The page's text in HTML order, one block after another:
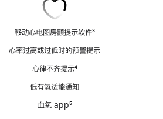
移动心电图房颤提示软件3
心率过高或过低时的预警提示
心律不齐提示4
低有氧适能通知
血氧 app5